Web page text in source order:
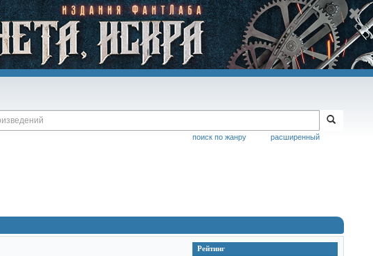
расширенный
поиск по жанру
Рейтинг